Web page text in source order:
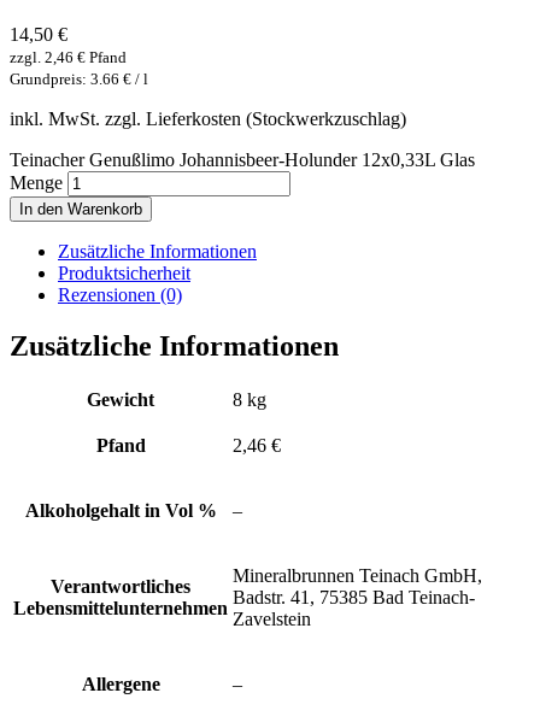
14,50 €
zzgl. 2,46 € Pfand
Grundpreis: 3.66 € / l
inkl. MwSt. zzgl. Lieferkosten (Stockwerkzuschlag)
Teinacher Genußlimo Johannisbeer-Holunder 12x0,33L Glas
Menge
In den Warenkorb
Zusätzliche Informationen
Produktsicherheit
Rezensionen (0)
Zusätzliche Informationen
Gewicht 8 kg
Pfand 2,46 €
Alkoholgehalt in Vol % –
Verantwortliches
Lebensmittelunternehmen
Mineralbrunnen Teinach GmbH,
Badstr. 41, 75385 Bad Teinach-
Zavelstein
Allergene –